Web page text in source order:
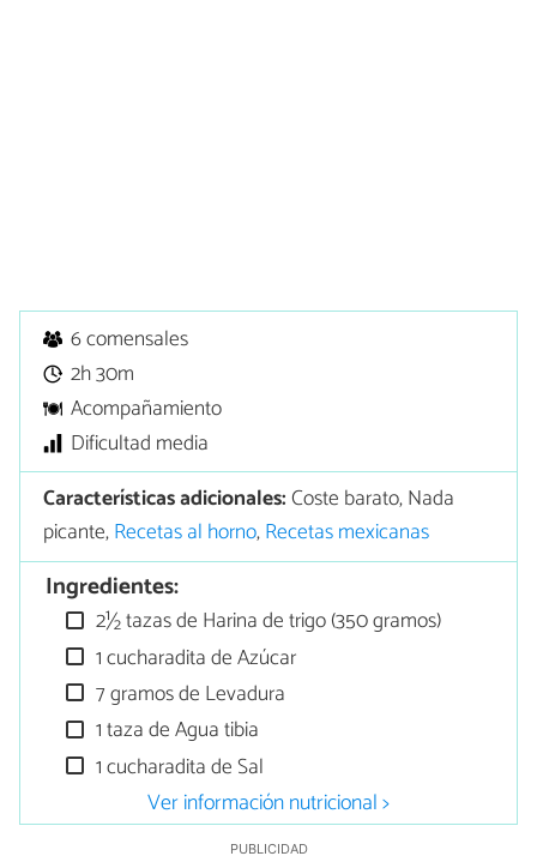
6 comensales
2h 30m
Acompañamiento
Dificultad media
Características adicionales:Coste barato, Nada
picante,Recetas al horno,Recetas mexicanas
Ingredientes:
2½ tazas de Harina de trigo (350 gramos)
1 cucharadita de Azúcar
7 gramos de Levadura
1 taza de Agua tibia
1 cucharadita de Sal
Ver información nutricional >